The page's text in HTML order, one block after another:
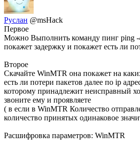
Руслан @msHack
Первое
Можно Выполнить команду пинг ping -
покажет задержку и покажет есть ли
Второе
Скачайте WinMTR она покажет на
есть ли потери пакетов далее по ip
которому принадлежит неисправный
звоните ему и проявляете
( в если в WinMTR Количество
количество принятых одинаковое
Расшифровка параметров: WinMTR